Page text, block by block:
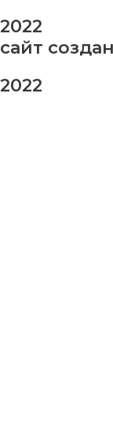
2022
сайт создан
2022